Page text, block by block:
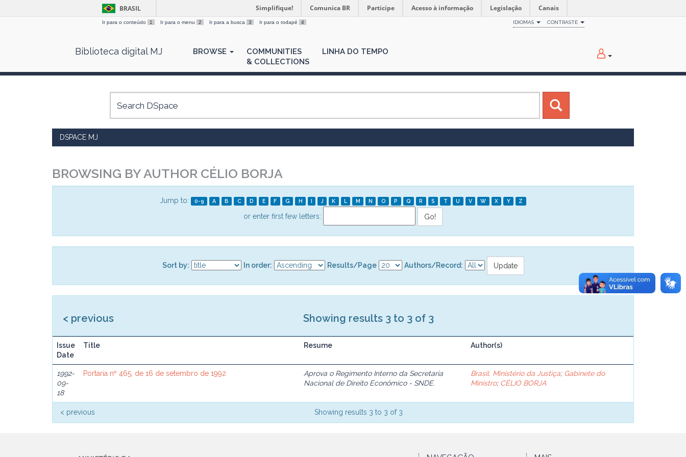
BRASIL Simplifique! Comunica BR Participe Acesso à informação Legislação Canais
Ir para o conteúdo 1 Ir para o menu 2 Ir para a busca 3 Ir para o rodapé 4 IDIOMAS CONTRASTE
Biblioteca digital MJ BROWSE
COMMUNITIES
& COLLECTIONS
LINHA DO TEMPO
DSPACE MJ
BROWSING BY AUTHOR CÉLIO BORJA
Jump to: 0-9 A B C D E F G H I J K L M N O P Q R S T U V W X Y Z
or enter first few letters:
Sort by: In order: Results/Page Authors/Record:
Showing results 3 to 3 of 3
< previous
Issue
Date
Title Resume Author(s)
1992-
09-
18
Portaria nº 465, de 16 de setembro de 1992
Aprova o Regimento Interno da Secretaria
Nacional de Direito Econômico - SNDE.
Brasil. Ministério da Justiça; Gabinete do
Ministro; CÉLIO BORJA
Showing results 3 to 3 of 3
< previous